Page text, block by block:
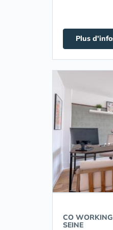
Plus
CO
SEINE